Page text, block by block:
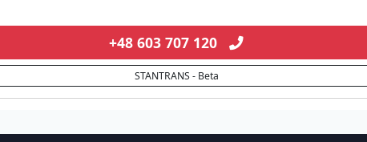
+48 603 707 120
STANTRANS - Beta